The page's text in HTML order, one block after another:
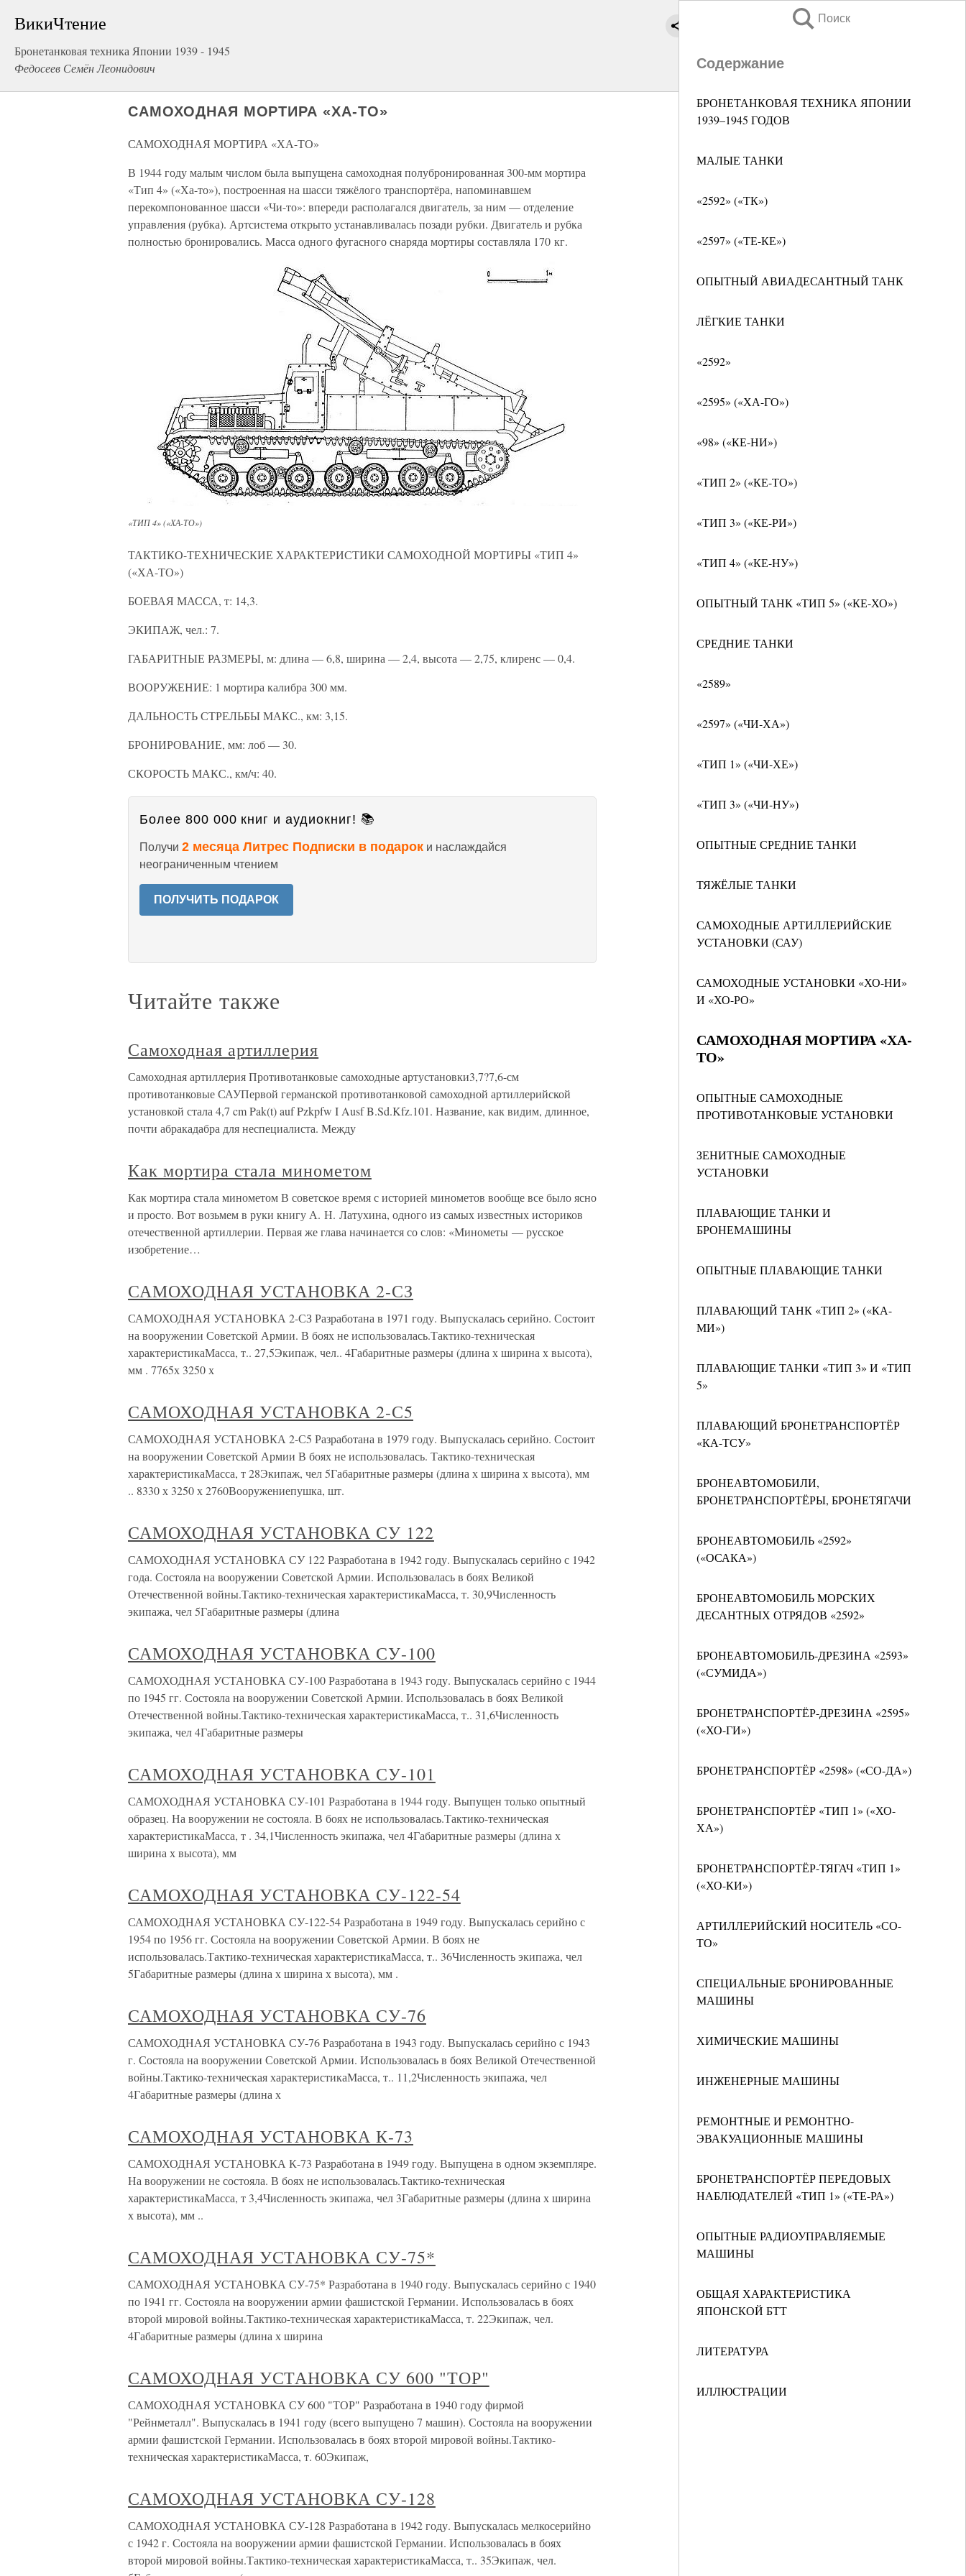
ВикиЧтение
Бронетанковая техника Японии 1939 - 1945
Федосеев Семён Леонидович
Поиск
Содержание
БРОНЕТАНКОВАЯ ТЕХНИКА ЯПОНИИ
1939–1945 ГОДОВ
МАЛЫЕ ТАНКИ
«2592» («ТК»)
«2597» («ТЕ-КЕ»)
ОПЫТНЫЙ АВИАДЕСАНТНЫЙ ТАНК
ЛЁГКИЕ ТАНКИ
«2592»
«2595» («ХА-ГО»)
«98» («КЕ-НИ»)
«ТИП 2» («КЕ-ТО»)
«ТИП 3» («КЕ-РИ»)
«ТИП 4» («КЕ-НУ»)
ОПЫТНЫЙ ТАНК «ТИП 5» («КЕ-ХО»)
СРЕДНИЕ ТАНКИ
«2589»
«2597» («ЧИ-ХА»)
«ТИП 1» («ЧИ-ХЕ»)
«ТИП 3» («ЧИ-НУ»)
ОПЫТНЫЕ СРЕДНИЕ ТАНКИ
ТЯЖЁЛЫЕ ТАНКИ
САМОХОДНЫЕ АРТИЛЛЕРИЙСКИЕ
УСТАНОВКИ (САУ)
САМОХОДНЫЕ УСТАНОВКИ «ХО-НИ»
И «ХО-РО»
САМОХОДНАЯ МОРТИРА «ХА-
ТО»
ОПЫТНЫЕ САМОХОДНЫЕ
ПРОТИВОТАНКОВЫЕ УСТАНОВКИ
ЗЕНИТНЫЕ САМОХОДНЫЕ
УСТАНОВКИ
ПЛАВАЮЩИЕ ТАНКИ И
БРОНЕМАШИНЫ
ОПЫТНЫЕ ПЛАВАЮЩИЕ ТАНКИ
ПЛАВАЮЩИЙ ТАНК «ТИП 2» («КА-
МИ»)
ПЛАВАЮЩИЕ ТАНКИ «ТИП 3» И «ТИП
5»
ПЛАВАЮЩИЙ БРОНЕТРАНСПОРТЁР
«КА-ТСУ»
БРОНЕАВТОМОБИЛИ,
БРОНЕТРАНСПОРТЁРЫ, БРОНЕТЯГАЧИ
БРОНЕАВТОМОБИЛЬ «2592»
(«ОСАКА»)
БРОНЕАВТОМОБИЛЬ МОРСКИХ
ДЕСАНТНЫХ ОТРЯДОВ «2592»
БРОНЕАВТОМОБИЛЬ-ДРЕЗИНА «2593»
(«СУМИДА»)
БРОНЕТРАНСПОРТЁР-ДРЕЗИНА «2595»
(«ХО-ГИ»)
БРОНЕТРАНСПОРТЁР «2598» («СО-ДА»)
БРОНЕТРАНСПОРТЁР «ТИП 1» («ХО-
ХА»)
БРОНЕТРАНСПОРТЁР-ТЯГАЧ «ТИП 1»
(«ХО-КИ»)
АРТИЛЛЕРИЙСКИЙ НОСИТЕЛЬ «СО-
ТО»
СПЕЦИАЛЬНЫЕ БРОНИРОВАННЫЕ
МАШИНЫ
ХИМИЧЕСКИЕ МАШИНЫ
ИНЖЕНЕРНЫЕ МАШИНЫ
РЕМОНТНЫЕ И РЕМОНТНО-
ЭВАКУАЦИОННЫЕ МАШИНЫ
БРОНЕТРАНСПОРТЁР ПЕРЕДОВЫХ
НАБЛЮДАТЕЛЕЙ «ТИП 1» («ТЕ-РА»)
ОПЫТНЫЕ РАДИОУПРАВЛЯЕМЫЕ
МАШИНЫ
ОБЩАЯ ХАРАКТЕРИСТИКА
ЯПОНСКОЙ БТТ
ЛИТЕРАТУРА
ИЛЛЮСТРАЦИИ
САМОХОДНАЯ МОРТИРА «ХА-ТО»
САМОХОДНАЯ МОРТИРА «ХА-ТО»
В 1944 году малым числом была выпущена самоходная полубронированная 300-мм мортира
«Тип 4» («Ха-то»), построенная на шасси тяжёлого транспортёра, напоминавшем
перекомпонованное шасси «Чи-то»: впереди располагался двигатель, за ним — отделение
управления (рубка). Артсистема открыто устанавливалась позади рубки. Двигатель и рубка
полностью бронировались. Масса одного фугасного снаряда мортиры составляла 170 кг.
«ТИП 4» («ХА-ТО»)
ТАКТИКО-ТЕХНИЧЕСКИЕ ХАРАКТЕРИСТИКИ САМОХОДНОЙ МОРТИРЫ «ТИП 4»
(«ХА-ТО»)
БОЕВАЯ МАССА, т: 14,3.
ЭКИПАЖ, чел.: 7.
ГАБАРИТНЫЕ РАЗМЕРЫ, м: длина — 6,8, ширина — 2,4, высота — 2,75, клиренс — 0,4.
ВООРУЖЕНИЕ: 1 мортира калибра 300 мм.
ДАЛЬНОСТЬ СТРЕЛЬБЫ МАКС., км: 3,15.
БРОНИРОВАНИЕ, мм: лоб — 30.
СКОРОСТЬ МАКС., км/ч: 40.
Более 800 000 книг и аудиокниг! 📚
Получи 2 месяца Литрес Подписки в подарок и наслаждайся
неограниченным чтением
ПОЛУЧИТЬ ПОДАРОК
Читайте также
Самоходная артиллерия
Самоходная артиллерия Противотанковые самоходные артустановки3,7?7,6-см
противотанковые САУПервой германской противотанковой самоходной артиллерийской
установкой стала 4,7 cm Pak(t) auf Pzkpfw I Ausf B.Sd.Kfz.101. Название, как видим, длинное,
почти абракадабра для неспециалиста. Между
Как мортира стала минометом
Как мортира стала минометом В советское время с историей минометов вообще все было ясно
и просто. Вот возьмем в руки книгу А. Н. Латухина, одного из самых известных историков
отечественной артиллерии. Первая же глава начинается со слов: «Минометы — русское
изобретение…
САМОХОДНАЯ УСТАНОВКА 2-СЗ
САМОХОДНАЯ УСТАНОВКА 2-СЗ Разработана в 1971 году. Выпускалась серийно. Состоит
на вооружении Советской Армии. В боях не использовалась.Тактико-техническая
характеристикаМасса, т.. 27,5Экипаж, чел.. 4Габаритные размеры (длина х ширина х высота),
мм . 7765х 3250 х
САМОХОДНАЯ УСТАНОВКА 2-С5
САМОХОДНАЯ УСТАНОВКА 2-С5 Разработана в 1979 году. Выпускалась серийно. Состоит
на вооружении Советской Армии В боях не использовалась. Тактико-техническая
характеристикаМасса, т 28Экипаж, чел 5Габаритные размеры (длина х ширина х высота), мм
.. 8330 х 3250 х 2760Вооружениепушка, шт.
САМОХОДНАЯ УСТАНОВКА СУ 122
САМОХОДНАЯ УСТАНОВКА СУ 122 Разработана в 1942 году. Выпускалась серийно с 1942
года. Состояла на вооружении Советской Армии. Использовалась в боях Великой
Отечественной войны.Тактико-техническая характеристикаМасса, т. 30,9Численность
экипажа, чел 5Габаритные размеры (длина
САМОХОДНАЯ УСТАНОВКА СУ-100
САМОХОДНАЯ УСТАНОВКА СУ-100 Разработана в 1943 году. Выпускалась серийно с 1944
по 1945 гг. Состояла на вооружении Советской Армии. Использовалась в боях Великой
Отечественной войны.Тактико-техническая характеристикаМасса, т.. 31,6Численность
экипажа, чел 4Габаритные размеры
САМОХОДНАЯ УСТАНОВКА СУ-101
САМОХОДНАЯ УСТАНОВКА СУ-101 Разработана в 1944 году. Выпущен только опытный
образец. На вооружении не состояла. В боях не использовалась.Тактико-техническая
характеристикаМасса, т . 34,1Численность экипажа, чел 4Габаритные размеры (длина х
ширина х высота), мм
САМОХОДНАЯ УСТАНОВКА СУ-122-54
САМОХОДНАЯ УСТАНОВКА СУ-122-54 Разработана в 1949 году. Выпускалась серийно с
1954 по 1956 гг. Состояла на вооружении Советской Армии. В боях не
использовалась.Тактико-техническая характеристикаМасса, т.. 36Численность экипажа, чел
5Габаритные размеры (длина х ширина х высота), мм .
САМОХОДНАЯ УСТАНОВКА СУ-76
САМОХОДНАЯ УСТАНОВКА СУ-76 Разработана в 1943 году. Выпускалась серийно с 1943
г. Состояла на вооружении Советской Армии. Использовалась в боях Великой Отечественной
войны.Тактико-техническая характеристикаМасса, т.. 11,2Численность экипажа, чел
4Габаритные размеры (длина х
САМОХОДНАЯ УСТАНОВКА К-73
САМОХОДНАЯ УСТАНОВКА К-73 Разработана в 1949 году. Выпущена в одном экземпляре.
На вооружении не состояла. В боях не использовалась.Тактико-техническая
характеристикаМасса, т 3,4Численность экипажа, чел 3Габаритные размеры (длина х ширина
х высота), мм ..
САМОХОДНАЯ УСТАНОВКА СУ-75*
САМОХОДНАЯ УСТАНОВКА СУ-75* Разработана в 1940 году. Выпускалась серийно с 1940
по 1941 гг. Состояла на вооружении армии фашистской Германии. Использовалась в боях
второй мировой войны.Тактико-техническая характеристикаМасса, т. 22Экипаж, чел.
4Габаритные размеры (длина х ширина
САМОХОДНАЯ УСТАНОВКА СУ 600 "ТОР"
САМОХОДНАЯ УСТАНОВКА СУ 600 "ТОР" Разработана в 1940 году фирмой
"Рейнметалл". Выпускалась в 1941 году (всего выпущено 7 машин). Состояла на вооружении
армии фашистской Германии. Использовалась в боях второй мировой войны.Тактико-
техническая характеристикаМасса, т. 60Экипаж,
САМОХОДНАЯ УСТАНОВКА СУ-128
САМОХОДНАЯ УСТАНОВКА СУ-128 Разработана в 1942 году. Выпускалась мелкосерийно
с 1942 г. Состояла на вооружении армии фашистской Германии. Использовалась в боях
второй мировой войны.Тактико-техническая характеристикаМасса, т.. 35Экипаж, чел.